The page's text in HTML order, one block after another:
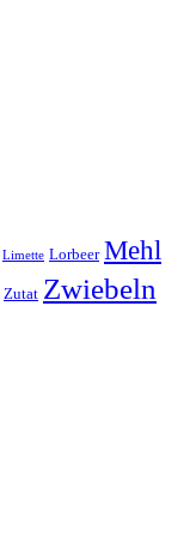
Limette Lorbeer Mehl
Zutat Zwiebeln